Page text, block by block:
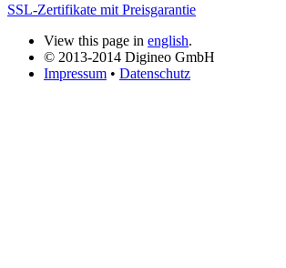
SSL-Zertifikate mit Preisgarantie
View this page in english.
© 2013-2014 Digineo GmbH
Impressum • Datenschutz